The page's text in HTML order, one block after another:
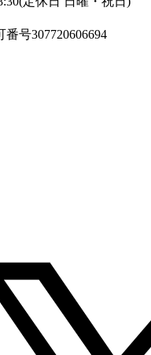
号307720606694